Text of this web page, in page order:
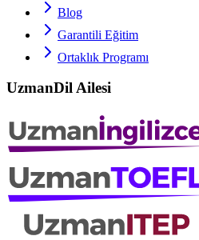
Blog
Garantili Eğitim
Ortaklık Programı
UzmanDil Ailesi